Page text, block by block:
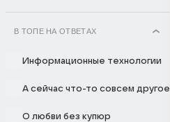
В ТОПЕ НА ОТВЕТАХ
Информационные технологии
А сейчас что-то совсем другое
О любви без купюр